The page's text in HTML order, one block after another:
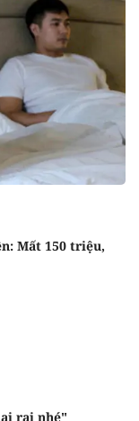
Mất 150 triệu,
rai nhé"